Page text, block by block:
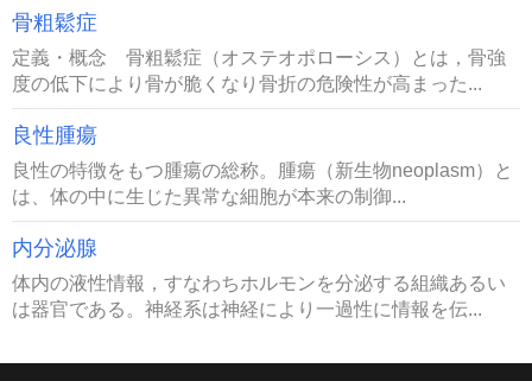
骨粗鬆症
定義・概念 骨粗鬆症（オステオポローシス）とは，骨強
度の低下により骨が脆くなり骨折の危険性が高まった...
良性腫瘍
良性の特徴をもつ腫瘍の総称。腫瘍（新生物neoplasm）と
は、体の中に生じた異常な細胞が本来の制御...
内分泌腺
体内の液性情報，すなわちホルモンを分泌する組織あるい
は器官である。神経系は神経により一過性に情報を伝...